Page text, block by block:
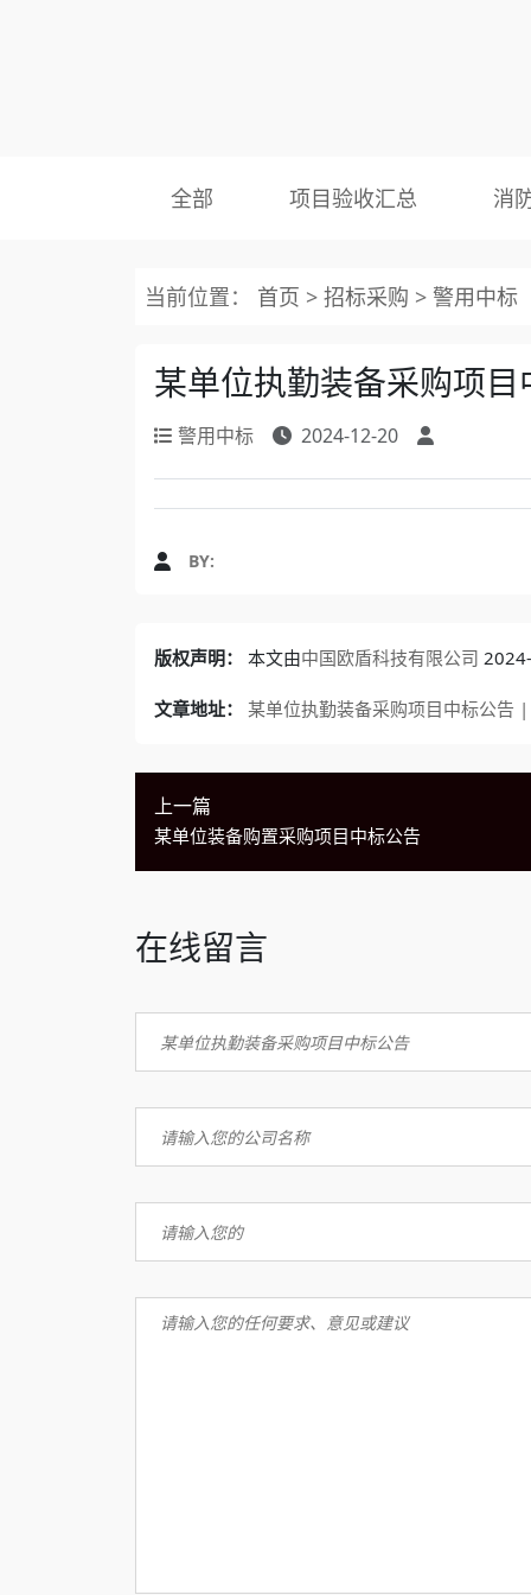
全部 项目验收汇总 消
当前位置： 首页 > 招标采购 > 警用中标
某单位执勤装备采购项目
警用中标 2024-12-20
BY:
版权声明： 本文由中国欧盾科技有限公司
文章地址： 某单位执勤装备采购项目中标公告
上一篇
某单位装备购置采购项目中标公告
在线留言